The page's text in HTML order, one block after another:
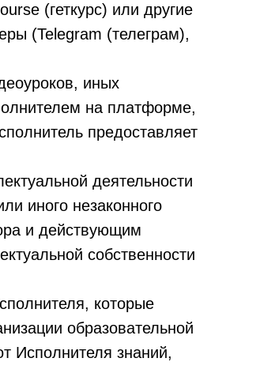
(геткурс) или другие
(Telegram (телеграм),
иных
на платформе,
предоставляет
деятельности
иного незаконного
и действующим
собственности
которые
образовательной
Исполнителя знаний,